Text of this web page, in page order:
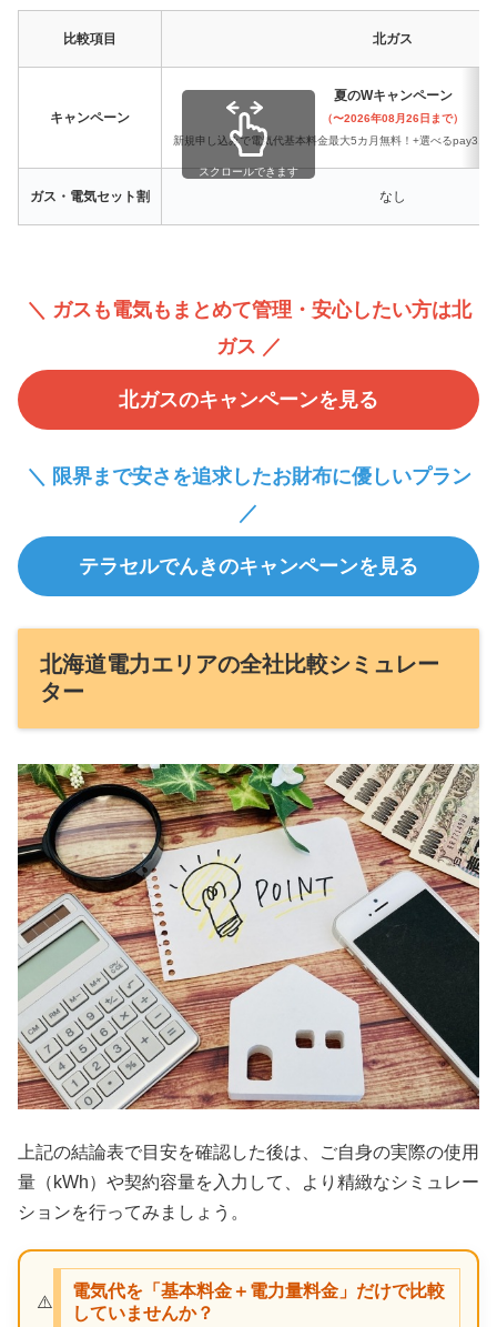
比較項目 北ガス
キャンペーン
夏のWキャンペーン
（〜2026年08月26日まで）
新規申し込みで電気代基本料金最大5カ月無料！+選べる
ガス・電気セット割 なし
スクロールできます
＼ ガスも電気もまとめて管理・安心したい方は北
ガス ／
北ガスのキャンペーンを見る
＼ 限界まで安さを追求したお財布に優しいプラン
／
テラセルでんきのキャンペーンを見る
北海道電力エリアの全社比較シミュレー
ター
上記の結論表で目安を確認した後は、ご自身の実際の使用
量（kWh）や契約容量を入力して、より精緻なシミュレー
ションを行ってみましょう。
⚠️
電気代を「基本料金＋電力量料金」だけで比較
していませんか？